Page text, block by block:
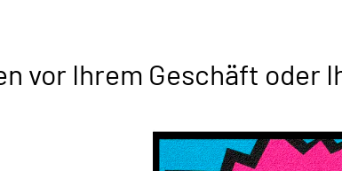
vor Ihrem Geschäft oder